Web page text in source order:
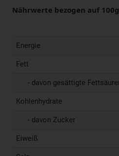
Nährwerte bezogen auf
Energie
Fett
- davon gesättigte
Kohlenhydrate
- davon Zucker
Eiweiß